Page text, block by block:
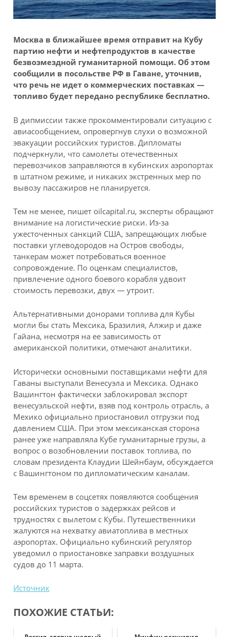
Москва в ближайшее время отправит на Кубу
партию нефти и нефтепродуктов в качестве
безвозмездной гуманитарной помощи. Об этом
сообщили в посольстве РФ в Гаване, уточнив,
что речь не идет о коммерческих поставках —
топливо будет передано республике бесплатно.
В дипмиссии также прокомментировали ситуацию с
авиасообщением, опровергнув слухи о возможной
эвакуации российских туристов. Дипломаты
подчеркнули, что самолеты отечественных
перевозчиков заправляются в кубинских аэропортах
в штатном режиме, и никаких экстренных мер по
вывозу пассажиров не планируется.
Тем не менее, пишет oilcapital.ru, эксперты обращают
внимание на логистические риски. Из-за
ужесточенных санкций США, запрещающих любые
поставки углеводородов на Остров свободы,
танкерам может потребоваться военное
сопровождение. По оценкам специалистов,
привлечение одного боевого корабля удвоит
стоимость перевозки, двух — утроит.
Альтернативными донорами топлива для Кубы
могли бы стать Мексика, Бразилия, Алжир и даже
Гайана, несмотря на ее зависимость от
американской политики, отмечают аналитики.
Исторически основными поставщиками нефти для
Гаваны выступали Венесуэла и Мексика. Однако
Вашингтон фактически заблокировал экспорт
венесуэльской нефти, взяв под контроль отрасль, а
Мехико официально приостановил отгрузки под
давлением США. При этом мексиканская сторона
ранее уже направляла Кубе гуманитарные грузы, а
вопрос о возобновлении поставок топлива, по
словам президента Клаудии Шейнбаум, обсуждается
с Вашингтоном по дипломатическим каналам.
Тем временем в соцсетях появляются сообщения
российских туристов о задержках рейсов и
трудностях с вылетом с Кубы. Путешественники
жалуются на нехватку авиатоплива в местных
аэропортах. Официально кубинский регулятор
уведомил о приостановке заправки воздушных
судов до 11 марта.
Источник
ПОХОЖИЕ СТАТЬИ: